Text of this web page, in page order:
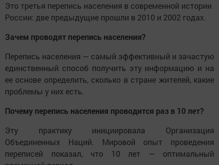
Это третья перепись населения в современной истории
России: две предыдущие прошли в 2010 и 2002 годах.
Зачем проводят перепись населения?
Перепись населения — самый эффективный и зачастую
единственный способ получить эту информацию и на
ее основе определить, сколько в стране жителей, какие
проблемы у них есть.
Почему перепись населения проводится раз в 10 лет?
Эту практику инициировала Организация
Объединенных Наций. Мировой опыт проведения
переписей показал, что 10 лет — оптимальный